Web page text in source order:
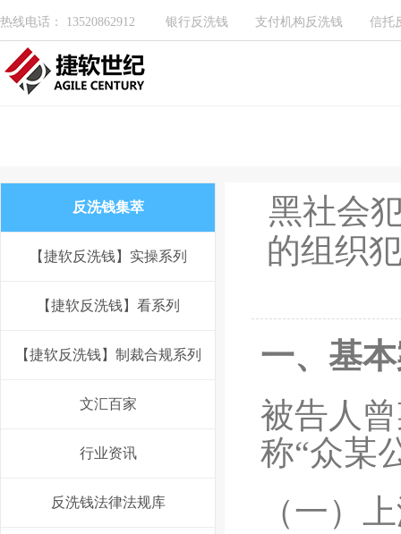
热线电话： 13520862912 银行反洗钱 支付机构反洗钱 信托
反洗钱集萃
【捷软反洗钱】实操系列
【捷软反洗钱】看系列
【捷软反洗钱】制裁合规系列
文汇百家
行业资讯
反洗钱法律法规库
黑社会
的组织
一、基
被告人
称“众某
（一）